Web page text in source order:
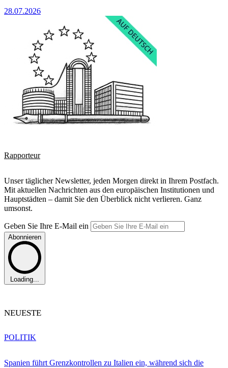
28.07.2026
Rapporteur
Unser täglicher Newsletter, jeden Morgen direkt in Ihrem Postfach.
Mit aktuellen Nachrichten aus den europäischen Institutionen und
Hauptstädten – damit Sie den Überblick nicht verlieren. Ganz
umsonst.
Geben Sie Ihre E-Mail ein
Abonnieren
Loading...
NEUESTE
Spanien führt Grenzkontrollen zu Italien ein, während sich die
POLITIK